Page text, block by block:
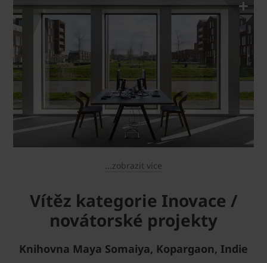
...zobrazit více
Vítěz kategorie Inovace /
novátorské projekty
Knihovna Maya Somaiya, Kopargaon, Indie